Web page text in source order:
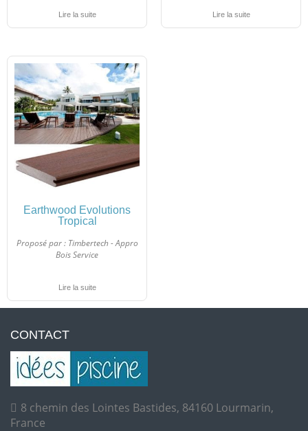
Lire la suite Lire la suite
Earthwood Evolutions
Tropical
Proposé par : Timbertech - Appro
Bois Service
Lire la suite
CONTACT
8 chemin des Lointes Bastides, 84160 Lourmarin,
France